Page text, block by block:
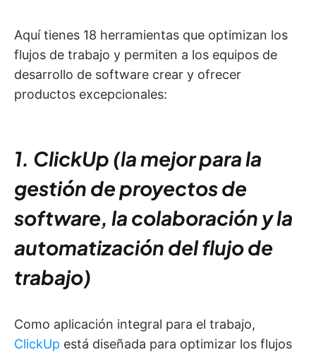
Aquí tienes 18 herramientas que optimizan los
flujos de trabajo y permiten a los equipos de
desarrollo de software crear y ofrecer
productos excepcionales:
1. ClickUp (la mejor para la
gestión de proyectos de
software, la colaboración y la
automatización del flujo de
trabajo)
Como aplicación integral para el trabajo,
ClickUp está diseñada para optimizar los flujos